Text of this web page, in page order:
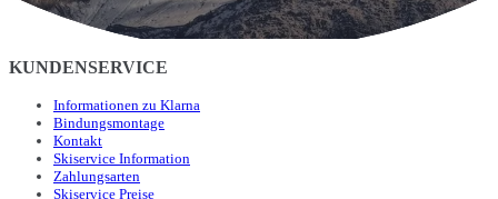
KUNDENSERVICE
Informationen zu Klarna
Bindungsmontage
Kontakt
Skiservice Information
Zahlungsarten
Skiservice Preise